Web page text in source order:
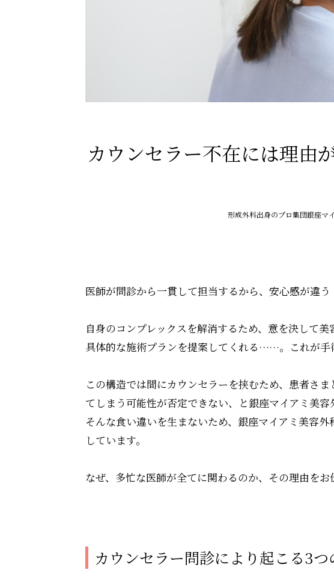
カウンセラー不在には理
形成外科出身のプロ集団銀座マ
医師が問診から一貫して担当するから、安心感が違う
自身のコンプレックスを解消するため、意を決して
具体的な施術プランを提案してくれる……。これが手
この構造では間にカウンセラーを挟むため、患者さ
てしまう可能性が否定できない、と銀座マイアミ美容
そんな食い違いを生まないため、銀座マイアミ美容
しています。
なぜ、多忙な医師が全てに関わるのか、その理由をお
カウンセラー問診により起こる3つ